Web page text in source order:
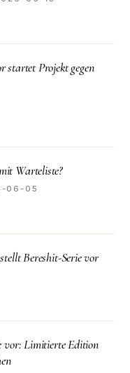
startet Projekt gegen
Warteliste?
06-05
Bereshit-Serie vor
vor: Limitierte Edition